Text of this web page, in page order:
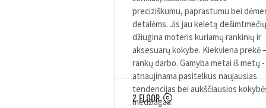
preciziškumu, paprastumu bei
detalėms. Jis jau keletą dešimtmečių
džiugina moteris kuriamų rankinių ir
aksesuarų kokybe. Kiekviena prekė –
rankų darbo. Gamyba metai iš metų -
atnaujinama pasitelkus naujausias
tendencijas bei aukščiausios
medžiagas.
2 FLOOR